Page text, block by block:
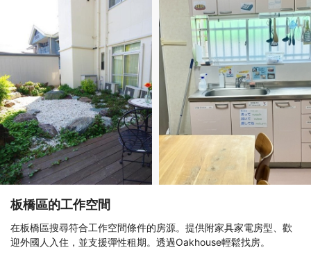
板橋區的工作空間
在板橋區搜尋符合工作空間條件的房源。提供附家具家電房型、歡
迎外國人入住，並支援彈性租期。透過Oakhouse輕鬆找房。